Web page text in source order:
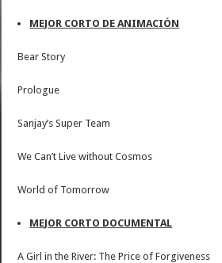
MEJOR CORTO DE ANIMACIÓN
Bear Story
Prologue
Sanjay’s Super Team
We Can’t Live without Cosmos
World of Tomorrow
MEJOR CORTO DOCUMENTAL
A Girl in the River: The Price of Forgiveness